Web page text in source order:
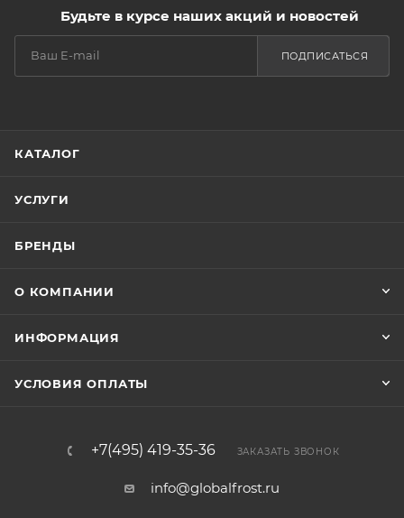
Будьте в курсе наших акций и новостей
ПОДПИСАТЬСЯ
КАТАЛОГ
УСЛУГИ
БРЕНДЫ
О КОМПАНИИ
ИНФОРМАЦИЯ
УСЛОВИЯ ОПЛАТЫ
+7(495) 419-35-36 ЗАКАЗАТЬ ЗВОНОК
info@globalfrost.ru